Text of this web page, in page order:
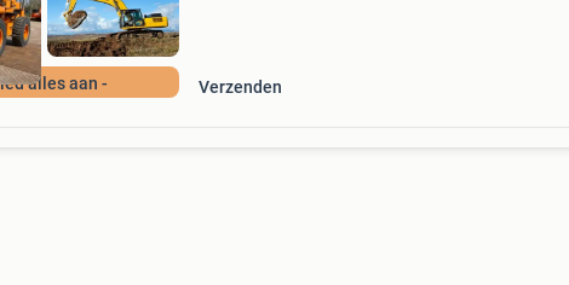
alles aan - Verzenden